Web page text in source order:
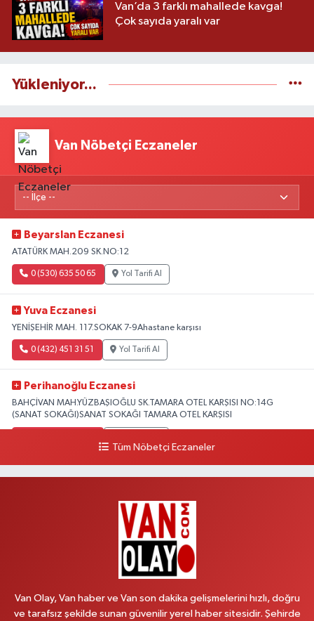
Van’da 3 farklı mahallede kavga!
Çok sayıda yaralı var
Yükleniyor...
Van Nöbetçi Eczaneler
Beyarslan Eczanesi
ATATÜRK MAH.209 SK.NO:12
0 (530) 635 50 65 Yol Tarifi Al
Yuva Eczanesi
YENİŞEHİR MAH. 117.SOKAK 7-9Ahastane karşısı
0 (432) 451 31 51 Yol Tarifi Al
Perihanoğlu Eczanesi
BAHÇİVAN MAH.YÜZBAŞIOĞLU SK.TAMARA OTEL KARŞISI NO:14G
(SANAT SOKAĞI)SANAT SOKAĞI TAMARA OTEL KARŞISI
Yol Tarifi Al
BEYAZIT MAH.ZEYLAN CADDESİ OKYANUS GİYİM YANI NO:1
Tüm Nöbetçi Eczaneler
Van Olay, Van haber ve Van son dakika gelişmelerini hızlı, doğru
ve tarafsız şekilde sunan güvenilir yerel haber sitesidir. Şehirde